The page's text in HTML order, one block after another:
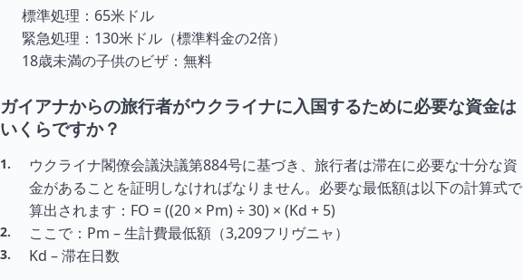
標準処理：65米ドル
緊急処理：130米ドル（標準料金の2倍）
18歳未満の子供のビザ：無料
ガイアナからの旅行者がウクライナに入国するために必要な資金は
いくらですか？
ウクライナ閣僚会議決議第884号に基づき、旅行者は滞在に必要な十分な資
金があることを証明しなければなりません。必要な最低額は以下の計算式で
算出されます：FO = ((20 × Pm) ÷ 30) × (Kd + 5)
ここで：Pm – 生計費最低額（3,209フリヴニャ）
Kd – 滞在日数